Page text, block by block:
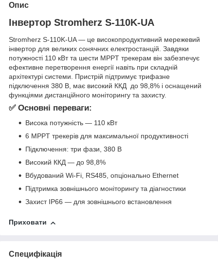
Опис
Інвертор Stromherz S-110K-UA
Stromherz S-110K-UA — це високопродуктивний мережевий
інвертор для великих сонячних електростанцій. Завдяки
потужності 110 кВт та шести MPPT трекерам він забезпечує
ефективне перетворення енергії навіть при складній
архітектурі системи. Пристрій підтримує трифазне
підключення 380 В, має високий ККД до 98,8% і оснащений
функціями дистанційного моніторингу та захисту.
✅ Основні переваги:
Висока потужність — 110 кВт
6 MPPT трекерів для максимальної продуктивності
Підключення: три фази, 380 В
Високий ККД — до 98,8%
Вбудований Wi-Fi, RS485, опціонально Ethernet
Підтримка зовнішнього моніторингу та діагностики
Захист IP66 — для зовнішнього встановлення
Приховати
Специфікація